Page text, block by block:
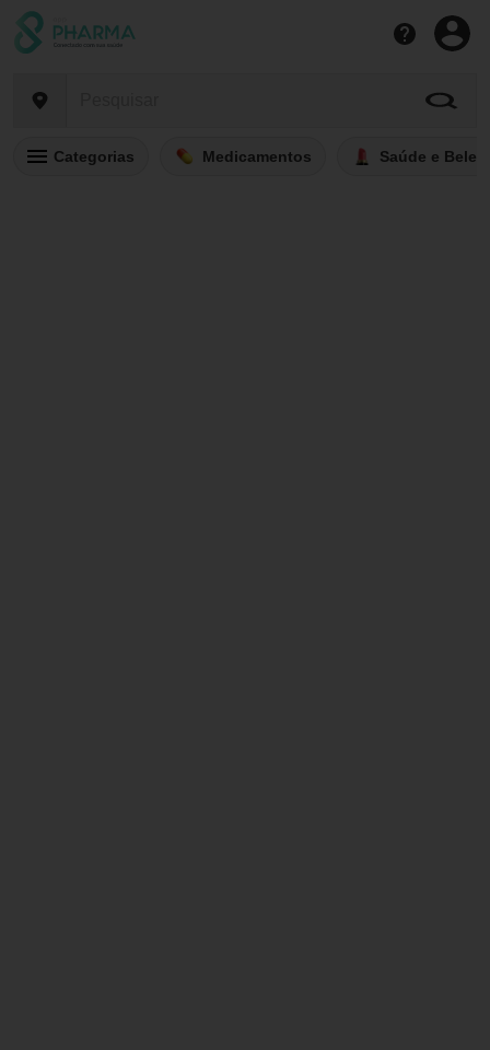
Categorias Medicamentos Saúde e